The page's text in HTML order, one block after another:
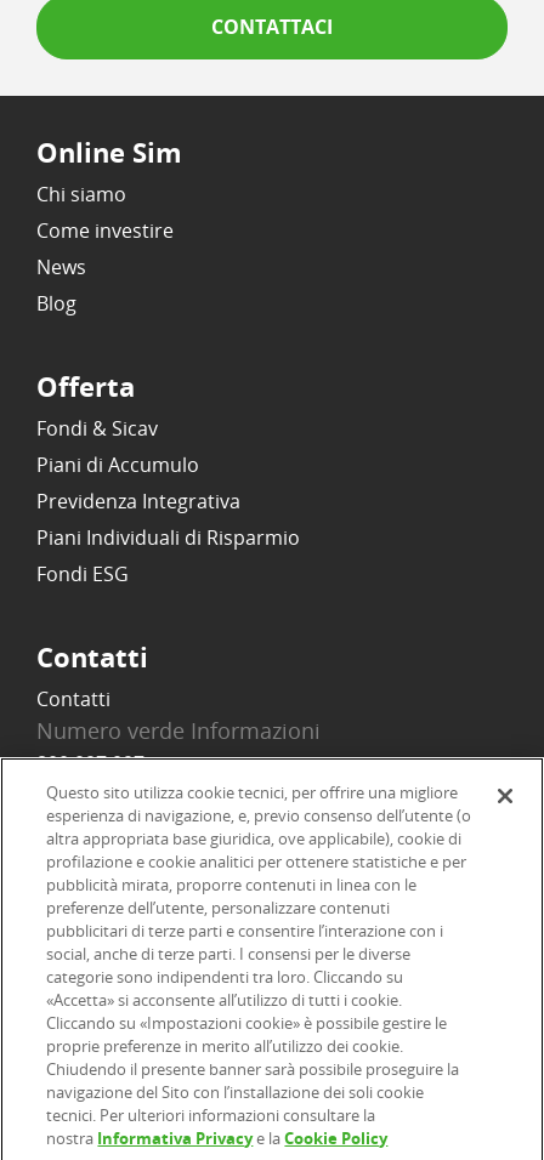
CONTATTACI
Online Sim
Chi siamo
Come investire
News
Blog
Offerta
Fondi & Sicav
Piani di Accumulo
Previdenza Integrativa
Piani Individuali di Risparmio
Fondi ESG
Contatti
Contatti
Numero verde Informazioni
800 097 097
Email
info@onlinesim.it
Social
©2026 Online SIM, società del gruppo bancario ERSEL - P.IVA
12927410154
Informazioni legali| Dichiarazione di accessibilità
| | |
Questo sito utilizza cookie tecnici, per offrire una migliore
esperienza di navigazione, e, previo consenso dell’utente (o
altra appropriata base giuridica, ove applicabile), cookie di
profilazione e cookie analitici per ottenere statistiche e per
pubblicità mirata, proporre contenuti in linea con le
preferenze dell’utente, personalizzare contenuti
pubblicitari di terze parti e consentire l’interazione con i
social, anche di terze parti. I consensi per le diverse
categorie sono indipendenti tra loro. Cliccando su
«Accetta» si acconsente all’utilizzo di tutti i cookie.
Cliccando su «Impostazioni cookie» è possibile gestire le
proprie preferenze in merito all’utilizzo dei cookie.
Chiudendo il presente banner sarà possibile proseguire la
navigazione del Sito con l’installazione dei soli cookie
tecnici. Per ulteriori informazioni consultare la
nostra Informativa Privacye laCookie Policy